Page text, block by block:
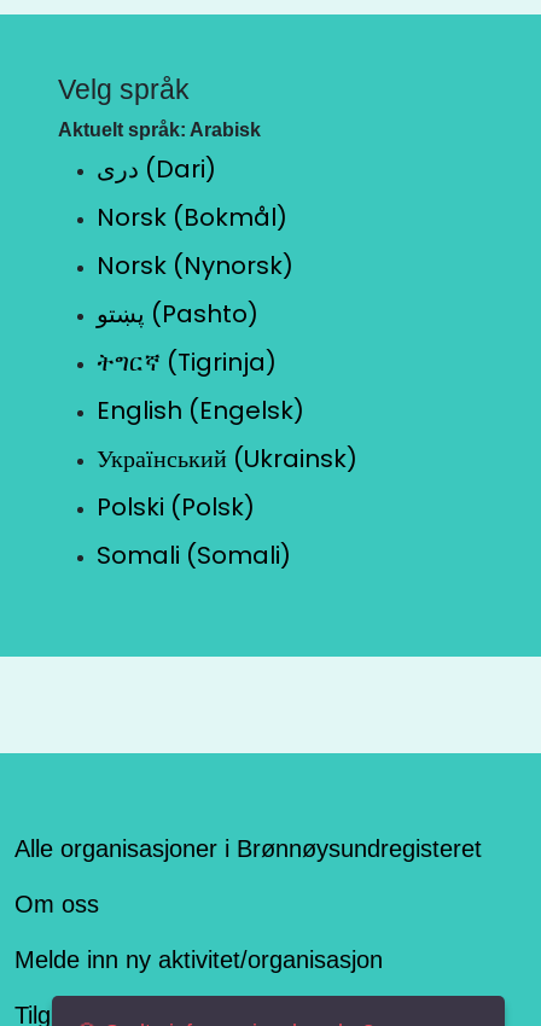
Velg språk
Aktuelt språk: Arabisk
دری (Dari)
Norsk (Bokmål)
Norsk (Nynorsk)
پښتو (Pashto)
ትግርኛ (Tigrinja)
English (Engelsk)
Український (Ukrainsk)
Polski (Polsk)
Somali (Somali)
Alle organisasjoner i Brønnøysundregisteret
Om oss
Melde inn ny aktivitet/organisasjon
Tilgjengelighetserklæring